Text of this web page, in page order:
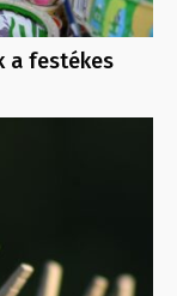
a festékes